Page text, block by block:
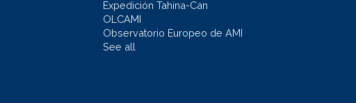
Expedición Tahina-Can
OLCAMI
Observatorio Europeo de AMI
See all